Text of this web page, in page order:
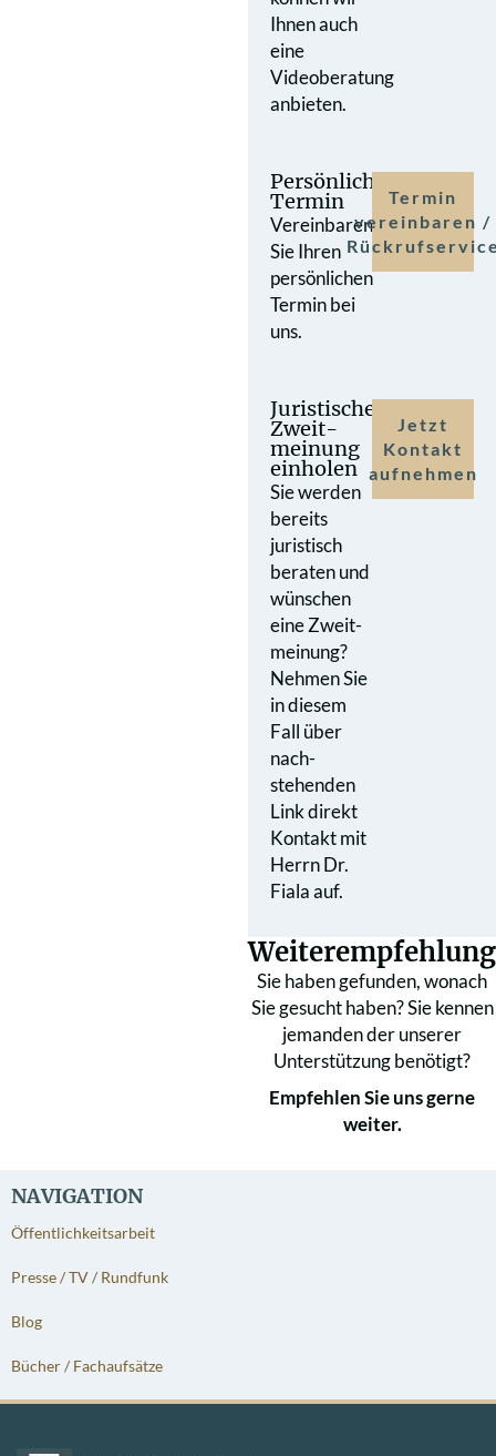
NAVIGATION
Öffentlichkeitsarbeit
Presse / TV / Rundfunk
Blog
Bücher / Fachaufsätze
Ihnen auch
eine
Videoberatung
anbieten.
Persönlicher
Termin
Vereinbaren
Sie Ihren
persönlichen
Termin bei
uns.
Termin
vereinbaren /
Juristische
Zweit­
meinung
einholen
Sie werden
bereits
juristisch
beraten und
wünschen
eine Zweit­
meinung?
Nehmen Sie
in diesem
Fall über
nach­
stehenden
Link direkt
Kontakt mit
Herrn Dr.
Fiala auf.
Jetzt
Kontakt
aufnehmen
Weiterempfehlung
Sie haben gefunden, wonach
Sie gesucht haben? Sie kennen
jemanden der unserer
Unterstützung benötigt?
Empfehlen Sie uns gerne
weiter.